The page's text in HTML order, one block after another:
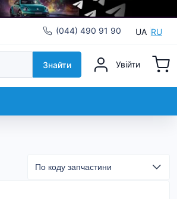
(044) 490 91 90 UA RU
Знайти Увійти